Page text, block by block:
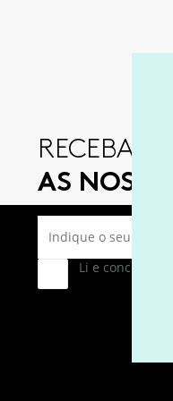
RECEBA
AS
Li e concordo